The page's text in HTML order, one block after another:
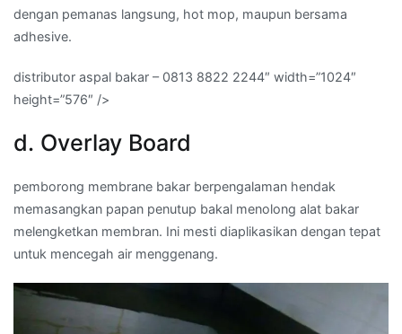
dengan pemanas langsung, hot mop, maupun bersama
adhesive.
distributor aspal bakar – 0813 8822 2244″ width=”1024″
height=”576″ />
d. Overlay Board
pemborong membrane bakar berpengalaman hendak
memasangkan papan penutup bakal menolong alat bakar
melengketkan membran. Ini mesti diaplikasikan dengan tepat
untuk mencegah air menggenang.